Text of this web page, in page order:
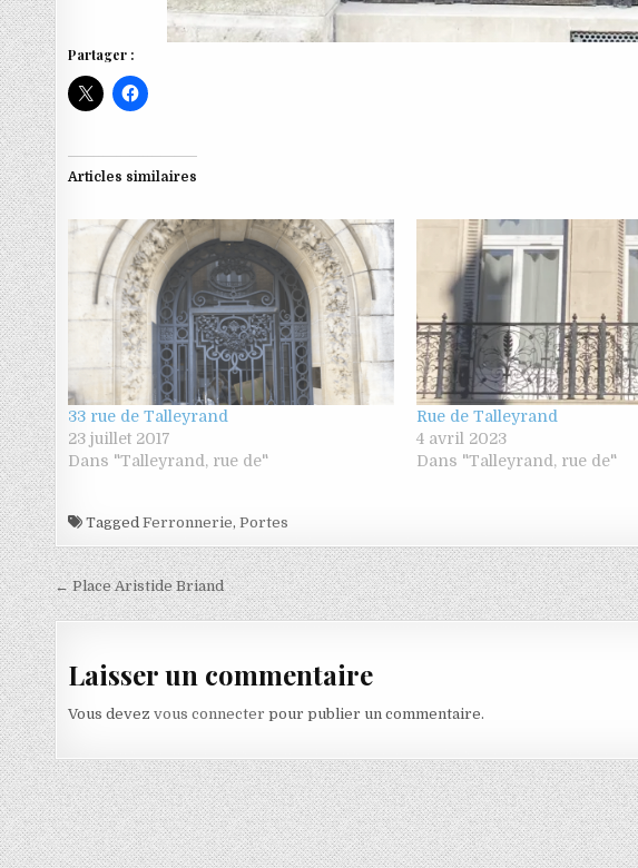
Partager :
Articles similaires
33 rue de Talleyrand
23 juillet 2017
Dans "Talleyrand, rue de"
Rue de Talleyrand
4 avril 2023
Dans "Talleyrand, rue de"
TaggedFerronnerie,Portes
Navigation de l’article
← Place Aristide Briand
Laisser un commentaire
Vous devezvous connecter pour publier un commentaire.